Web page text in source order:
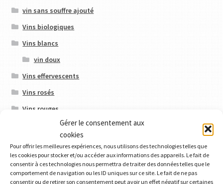
Gérer le consentement aux
cookies
Pour offrir les meilleures expériences, nous utilisons des technologies telles que
les cookies pour stocker et/ou accéder aux informations des appareils. Le fait de
consentir à ces technologies nous permettra de traiter des données telles que le
comportement de navigation ou les ID uniques sur ce site. Le fait de ne pas
consentir ou de retirer son consentement peut avoir un effet négatif sur certaines
vin sans souffre ajouté
Vins biologiques
Vins blancs
vin doux
Vins effervescents
Vins rosés
Vins rouges
Produits